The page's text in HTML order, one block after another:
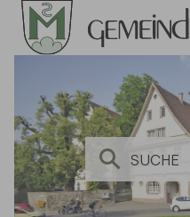
Zum Hauptinhalt springen